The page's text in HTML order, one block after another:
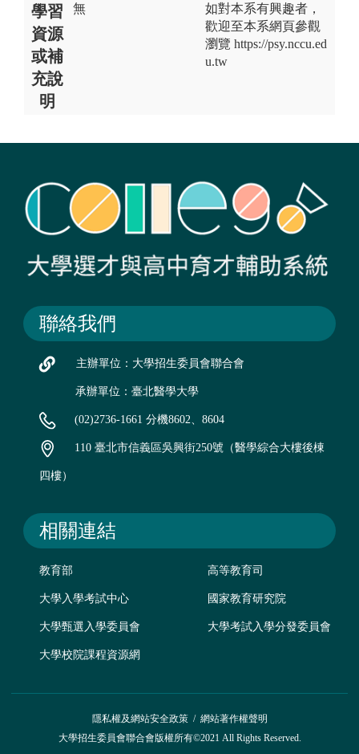
學習
資源
或補
充說
明
無
如對本系有興趣者，
歡迎至本系網頁參觀
瀏覽 https://psy.nccu.ed
u.tw
聯絡我們
主辦單位：大學招生委員會聯合會
承辦單位：臺北醫學大學
(02)2736-1661 分機8602、8604
110 臺北市信義區吳興街250號（醫學綜合大樓後棟
四樓）
相關連結
教育部 高等教育司
大學入學考試中心 國家教育研究院
大學甄選入學委員會 大學考試入學分發委員會
大學校院課程資源網
隱私權及網站安全政策/ 網站著作權聲明
大學招生委員會聯合會版權所有©2021 All Rights Reserved.